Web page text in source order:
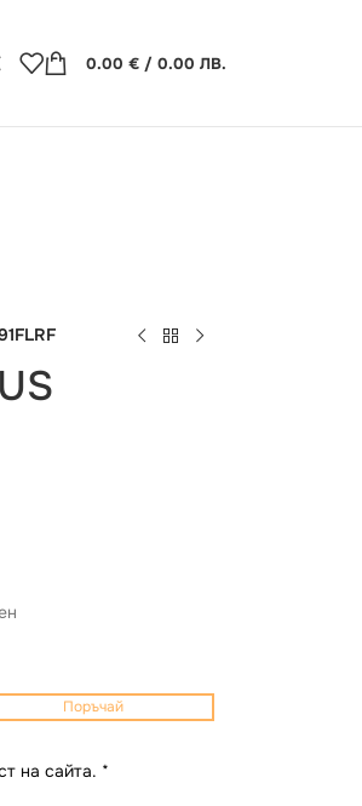
0.00 € / 0.00 ЛВ.
Поръчай
на сайта. *